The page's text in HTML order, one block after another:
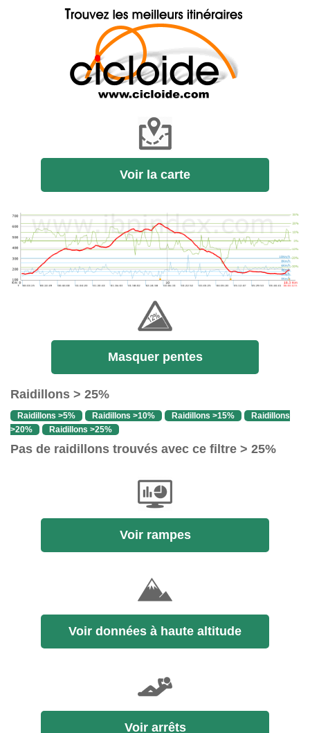
Voir la carte
Masquer pentes
Raidillons > 25%
Raidillons >5% Raidillons >10% Raidillons >15%
Raidillons
>20%
Raidillons >25%
Pas de raidillons trouvés avec ce filtre > 25%
Voir rampes
Voir données à haute altitude
Voir arrêts